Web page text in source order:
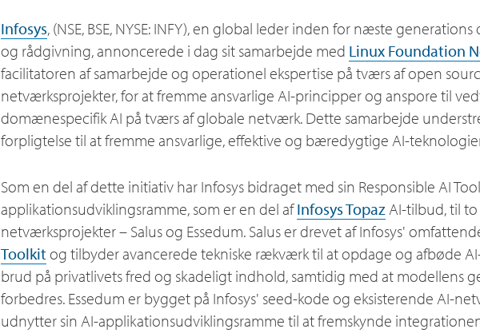
Infosys, (NSE, BSE, NYSE: INFY), en global leder inden for næste
og rådgivning, annoncerede i dag sit samarbejde med Linux Foundation
facilitatoren af samarbejde og operationel ekspertise på tværs af open
netværksprojekter, for at fremme ansvarlige AI-principper og anspore til
domænespecifik AI på tværs af globale netværk. Dette samarbejde
forpligtelse til at fremme ansvarlige, effektive og bæredygtige AI-
Som en del af dette initiativ har Infosys bidraget med sin Responsible AI
applikationsudviklingsramme, som er en del afInfosys TopazAI-tilbud, til
netværksprojekter – Salus og Essedum. Salus er drevet af Infosys'
Toolkitog tilbyder avancerede tekniske rækværk til at opdage og afbøde
brud på privatlivets fred og skadeligt indhold, samtidig med at modellens
forbedres. Essedum er bygget på Infosys' seed-kode og eksisterende AI-
udnytter sin AI-applikationsudviklingsramme til at fremskynde